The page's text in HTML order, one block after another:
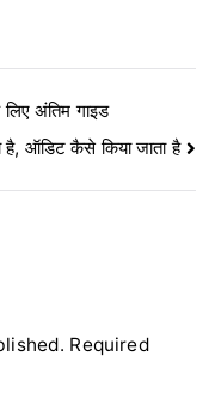
लिए अंतिम गाइड
है, ऑडिट कैसे किया जाता है
Required